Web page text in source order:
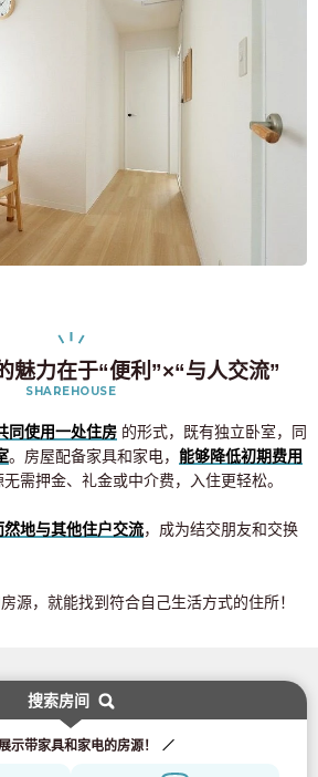
力在于“便利”×“与人交流”
SHAREHOUSE
同使用一处住房 的形式，既有独立卧室，同
。房屋配备家具和家电， 能够降低初期费用
需押金、礼金或中介费，入住更轻松。
然地与其他住户交流，成为结交朋友和交换
源，就能找到符合自己生活方式的住所！
搜索房间
示带家具和家电的房源！